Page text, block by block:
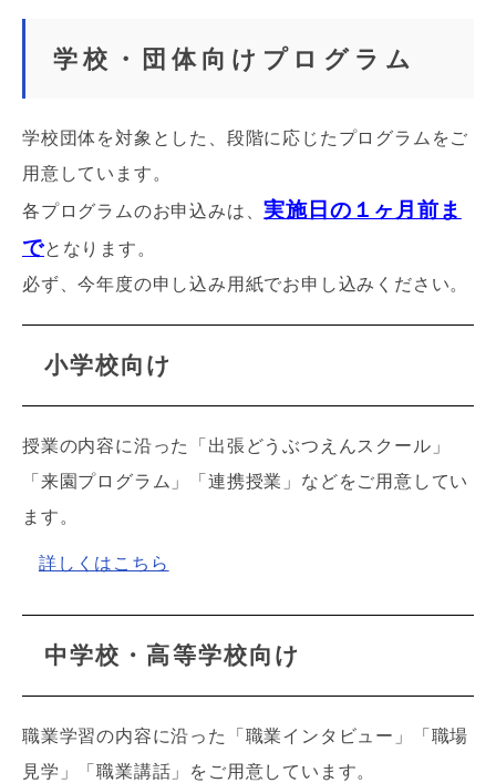
学校・団体向けプログラム
学校団体を対象とした、 段階に応じたプログラムをご
用意しています。
各プログラムのお申込みは、実施日の１ヶ月前ま
でとなります。
必ず、今年度の申し込み用紙でお申し込みください。
小学校向け
授業の内容に沿った「出張どうぶつえんスクール」
「来園プログラム」
「連携授業」 などをご用意してい
ます。
詳しくはこちら
中学校・高等学校向け
職業学習の内容に沿った「職業インタビュー」「職場
見学」「職業講話」をご用意しています。